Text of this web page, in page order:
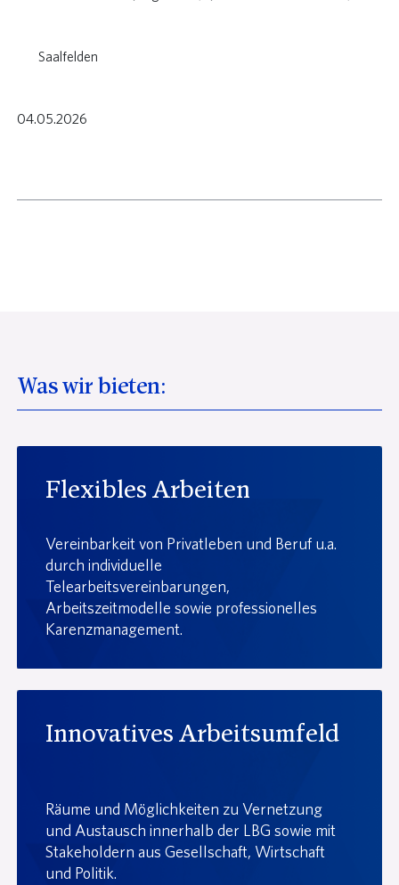
Saalfelden
04.05.2026
Was wir bieten:
Flexibles Arbeiten
Vereinbarkeit von Privatleben und Beruf u.a.
durch individuelle
Telearbeitsvereinbarungen,
Arbeitszeitmodelle sowie professionelles
Karenzmanagement.
Innovatives Arbeitsumfeld
Räume und Möglichkeiten zu Vernetzung
und Austausch innerhalb der LBG sowie mit
Stakeholdern aus Gesellschaft, Wirtschaft
und Politik.